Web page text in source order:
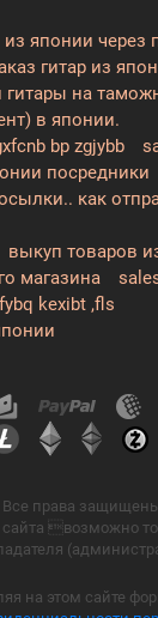
японии через
гитар из
на
в японии.
bp zgjybb
посредники
как
выкуп товаров
магазина
kexibt ,fls
Все права
сайта возможно
на этом сайте